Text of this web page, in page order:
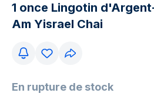
1 once Lingotin
Am Yisrael Chai
En rupture de stock